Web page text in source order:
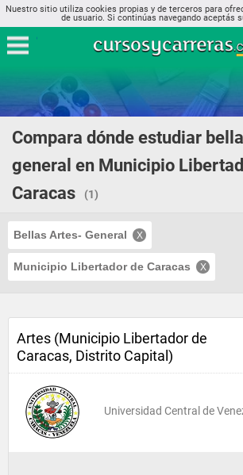
Nuestro sitio utiliza cookies propias y de terceros para
de usuario. Si continúas navegando aceptás
Compara dónde estudiar
general en Municipio
Caracas
(1)
Bellas Artes- General
Municipio Libertador de Caracas
Artes (Municipio Libertador de
Caracas, Distrito Capital)
Universidad Central de